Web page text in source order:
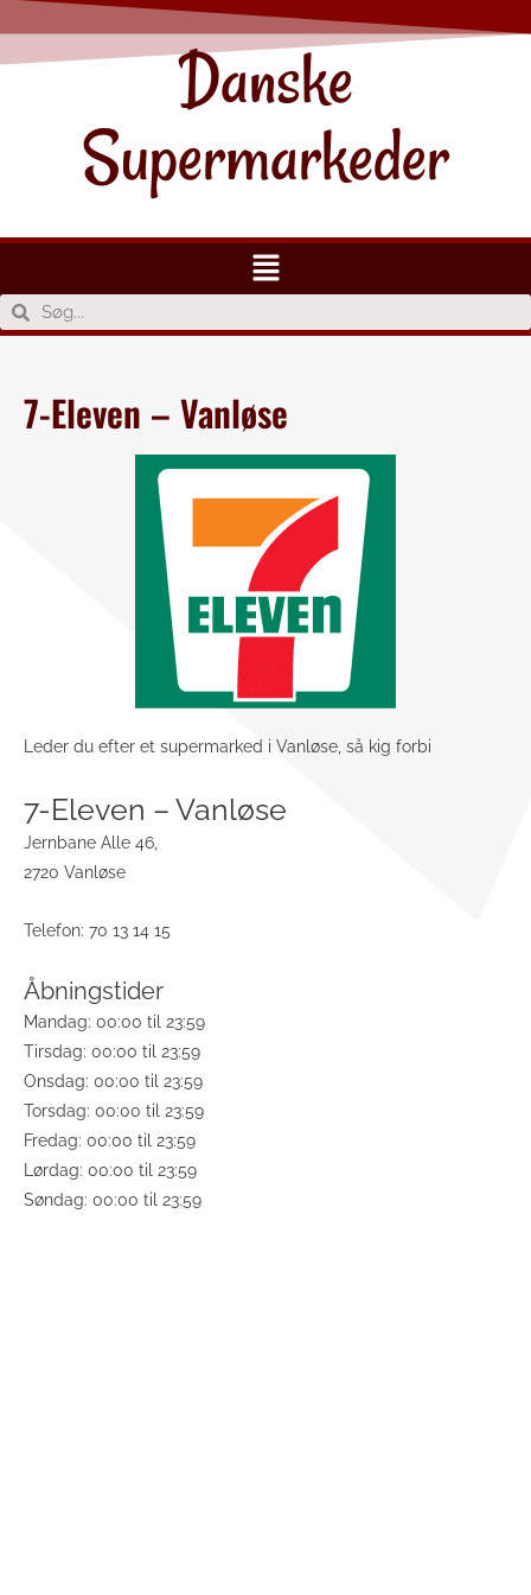
Danske
Supermarkeder
7-Eleven – Vanløse
Leder du efter et supermarked i Vanløse, så kig forbi
7-Eleven – Vanløse
Jernbane Alle 46,
2720 Vanløse
Telefon: 70 13 14 15
Åbningstider
Mandag: 00:00 til 23:59
Tirsdag: 00:00 til 23:59
Onsdag: 00:00 til 23:59
Torsdag: 00:00 til 23:59
Fredag: 00:00 til 23:59
Lørdag: 00:00 til 23:59
Søndag: 00:00 til 23:59